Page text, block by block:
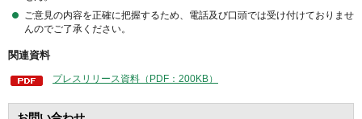
ご意見の内容を正確に把握するため、電話及び口頭では受け付けておりませ
んのでご了承ください。
関連資料
プレスリリース資料（PDF：200KB）